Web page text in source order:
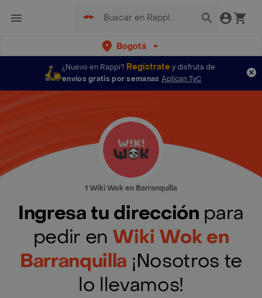
Bogotá
¿Nuevo en Rappi? Regístratey disfruta de
envíos gratis por semanas Aplican TyC
1 Wiki Wok en Barranquilla
Ingresa tu dirección para
pedir en Wiki Wok en
Barranquilla ¡Nosotros te
lo llevamos!